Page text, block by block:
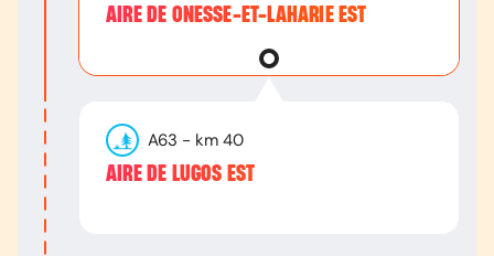
AIRE DE ONESSE-ET-LAHARIE EST
A63 - km 40
AIRE DE LUGOS EST